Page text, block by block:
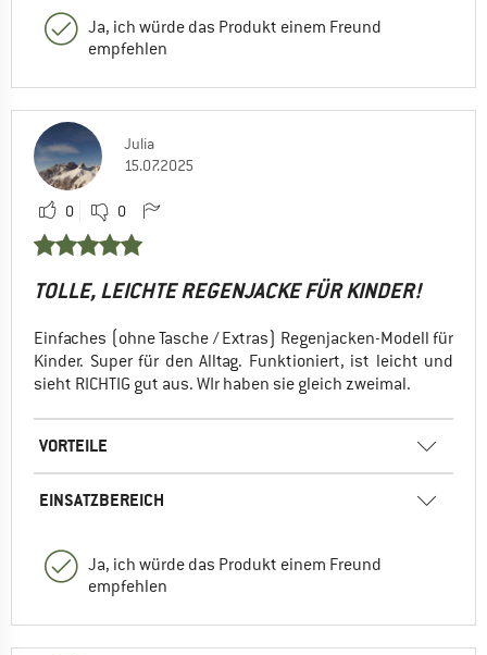
Ja, ich würde das Produkt einem Freund
empfehlen
Julia
15.07.2025
0 0
TOLLE, LEICHTE REGENJACKE FÜR KINDER!
Einfaches (ohne Tasche / Extras) Regenjacken-Modell für
Kinder. Super für den Alltag. Funktioniert, ist leicht und
sieht RICHTIG gut aus. WIr haben sie gleich zweimal.
VORTEILE
EINSATZBEREICH
Ja, ich würde das Produkt einem Freund
empfehlen